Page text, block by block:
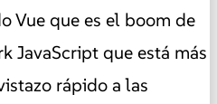
Vue que es el boom de
JavaScript que está más
rápido a las